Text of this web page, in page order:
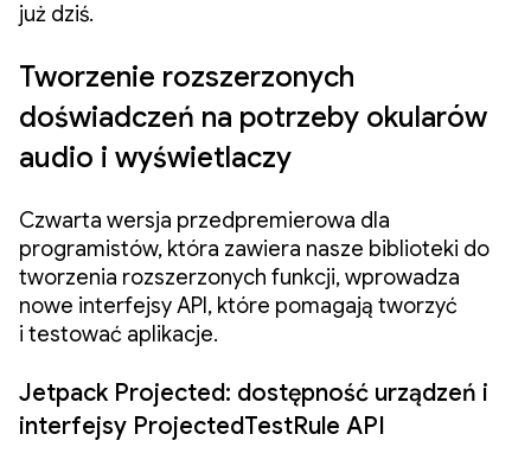
już dziś.
Tworzenie rozszerzonych
doświadczeń na potrzeby okularów
audio i wyświetlaczy
Czwarta wersja przedpremierowa dla
programistów, która zawiera nasze biblioteki do
tworzenia rozszerzonych funkcji, wprowadza
nowe interfejsy API, które pomagają tworzyć
i testować aplikacje.
Jetpack Projected: dostępność urządzeń i
interfejsy ProjectedTestRule API